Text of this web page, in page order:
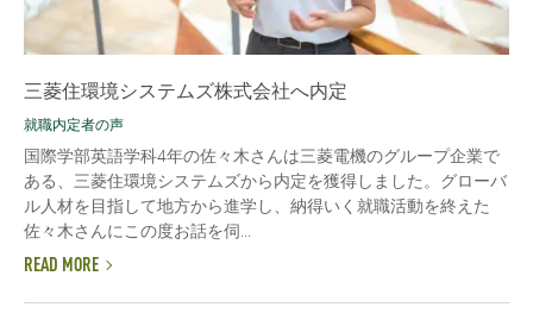
三菱住環境システムズ株式会社へ内定
就職内定者の声
国際学部英語学科4年の佐々木さんは三菱電機のグループ企業で
ある、三菱住環境システムズから内定を獲得しました。グローバ
ル人材を目指して地方から進学し、納得いく就職活動を終えた
佐々木さんにこの度お話を伺...
READ MORE